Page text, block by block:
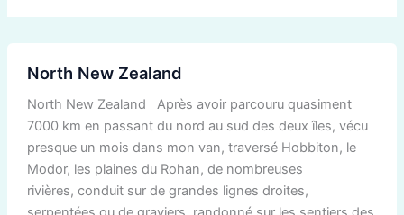
North New Zealand
North New Zealand Après avoir parcouru quasiment
7000 km en passant du nord au sud des deux îles, vécu
presque un mois dans mon van, traversé Hobbiton, le
Modor, les plaines du Rohan, de nombreuses
rivières, conduit sur de grandes lignes droites,
New
Zealand